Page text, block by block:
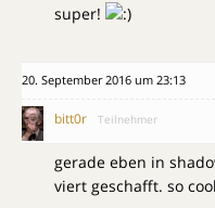
super!
20. September 2016 um 23:13
bitt0r Teilnehmer
gerade eben in
viert geschafft. so